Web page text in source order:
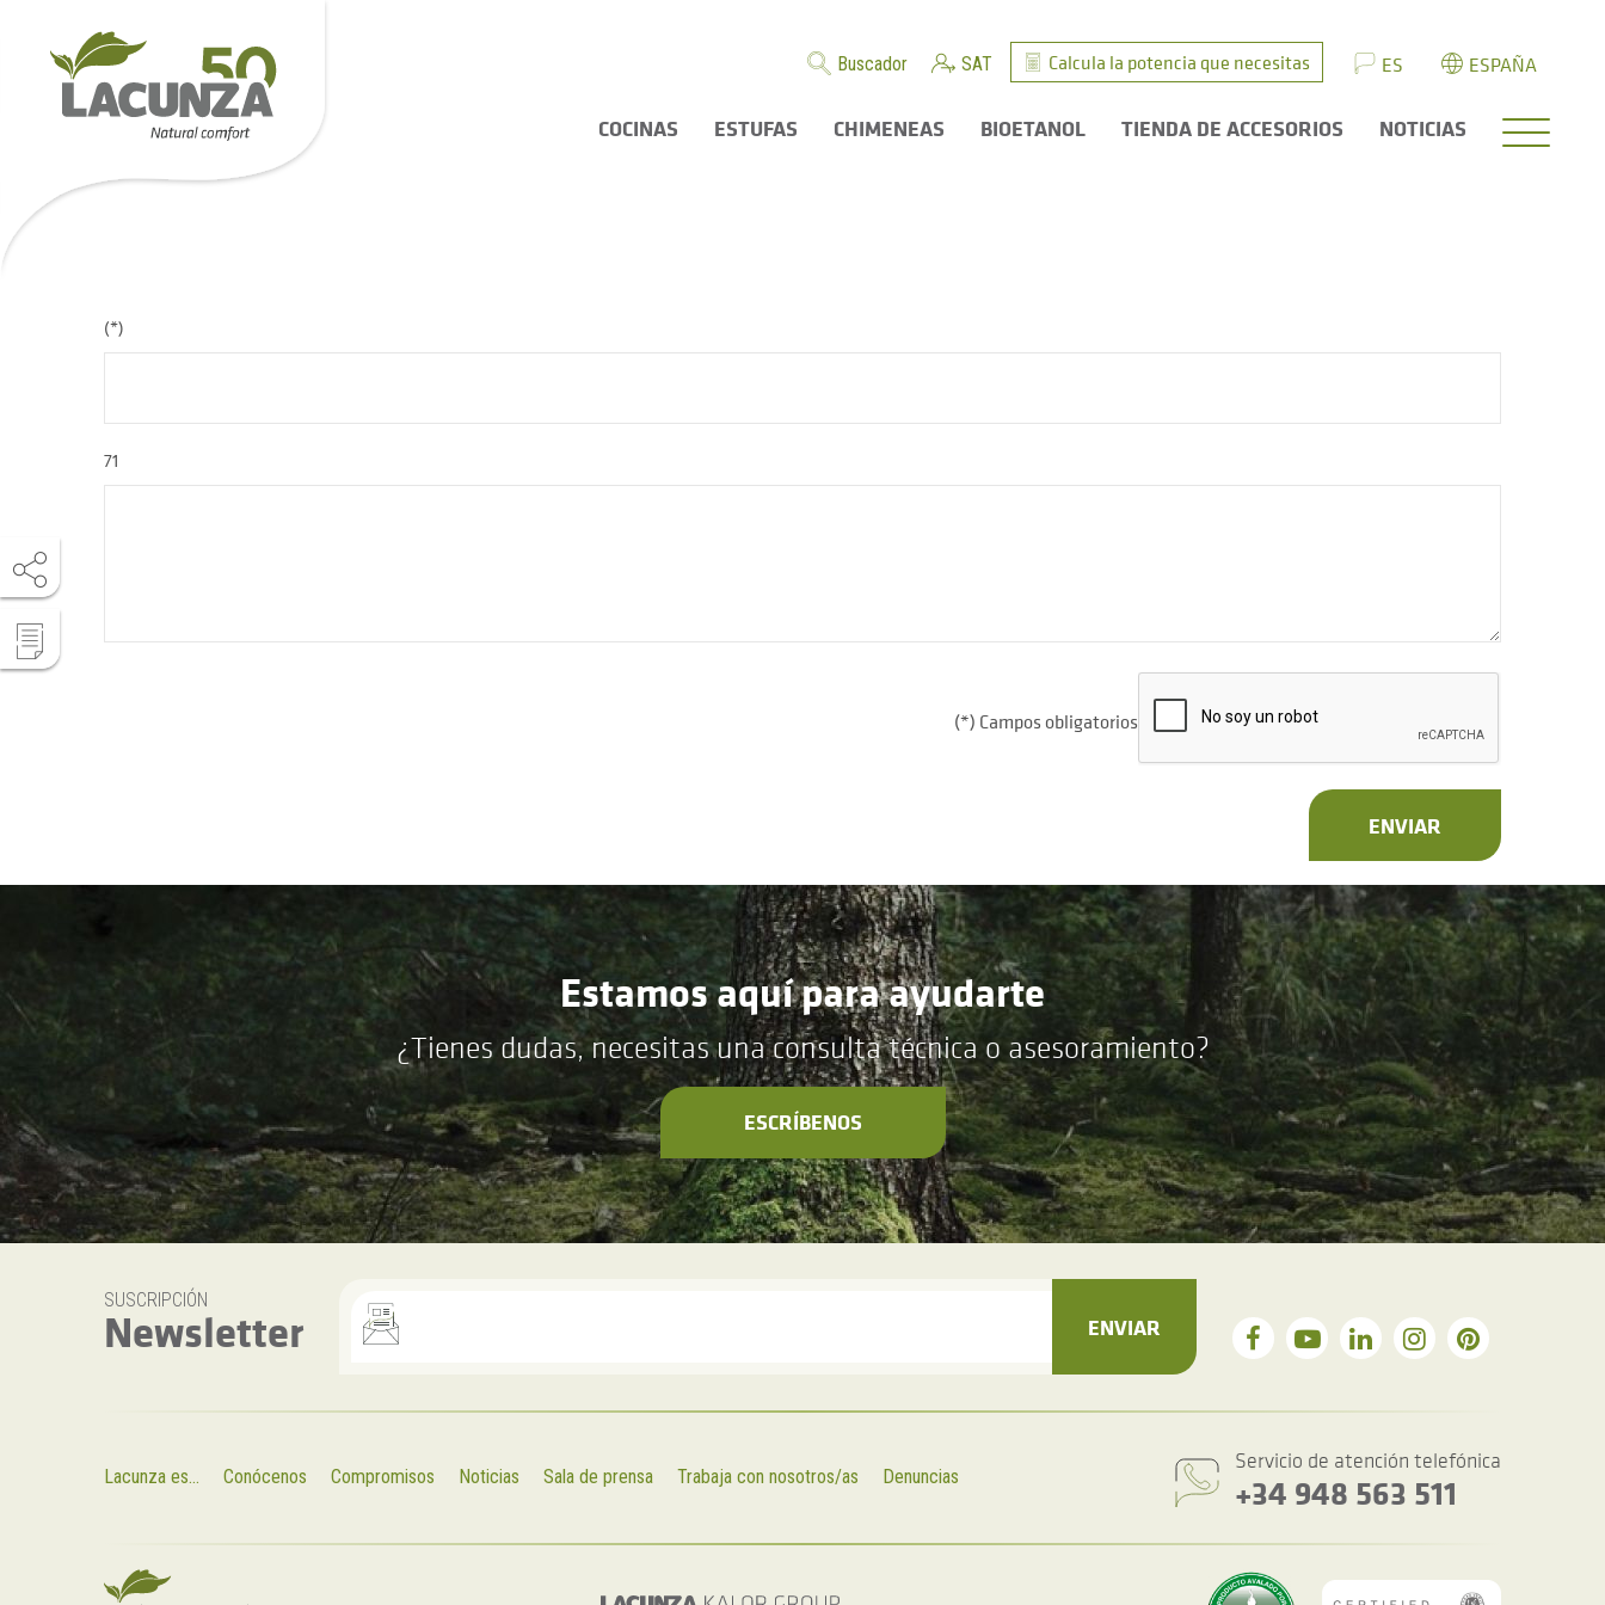
Buscador SAT Calcula la potencia que necesitas ES ESPAÑA
COCINAS ESTUFAS CHIMENEAS BIOETANOL TIENDA DE ACCESORIOS NOTICIAS
(*)
71
(*) Campos obligatorios
ENVIAR
Estamos aquí para ayudarte
¿Tienes dudas, necesitas una consulta técnica o asesoramiento?
ESCRÍBENOS
SUSCRIPCIÓN
Newsletter ENVIAR
Lacunza es... Conócenos Compromisos Noticias Sala de prensa Trabaja con nosotros/as Denuncias
Servicio de atención telefónica
+34 948 563 511